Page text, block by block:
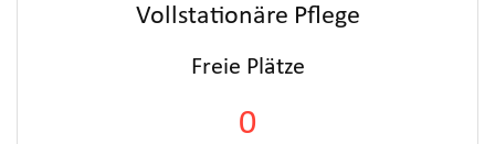
Vollstationäre Pflege
Freie Plätze
0